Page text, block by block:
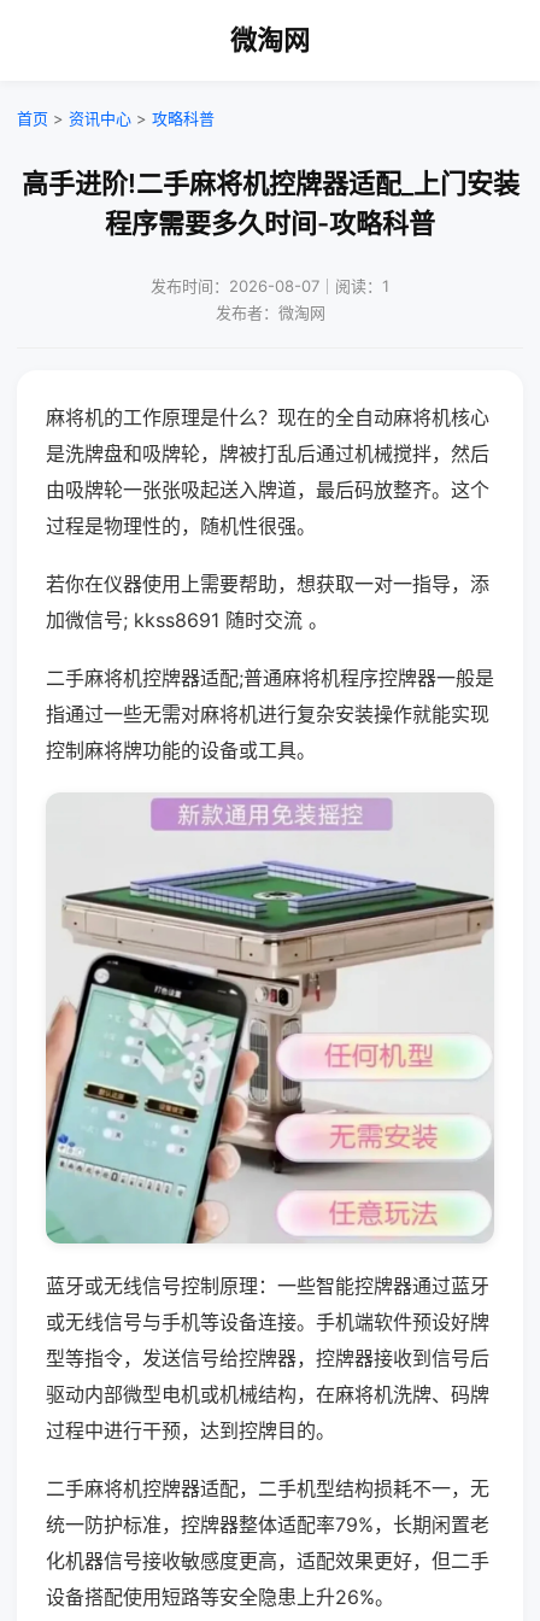
微淘网
首页 > 资讯中心 > 攻略科普
高手进阶!二手麻将机控牌器适配_上门安装
程序需要多久时间-攻略科普
发布时间：2026-08-07｜阅读：1
发布者：微淘网
麻将机的工作原理是什么？现在的全自动麻将机核心
是洗牌盘和吸牌轮，牌被打乱后通过机械搅拌，然后
由吸牌轮一张张吸起送入牌道，最后码放整齐。这个
过程是物理性的，随机性很强。
若你在仪器使用上需要帮助，想获取一对一指导，添
加微信号; kkss8691 随时交流 。
二手麻将机控牌器适配;普通麻将机程序控牌器一般是
指通过一些无需对麻将机进行复杂安装操作就能实现
控制麻将牌功能的设备或工具。
蓝牙或无线信号控制原理：一些智能控牌器通过蓝牙
或无线信号与手机等设备连接。手机端软件预设好牌
型等指令，发送信号给控牌器，控牌器接收到信号后
驱动内部微型电机或机械结构，在麻将机洗牌、码牌
过程中进行干预，达到控牌目的。
二手麻将机控牌器适配，二手机型结构损耗不一，无
统一防护标准，控牌器整体适配率79%，长期闲置老
化机器信号接收敏感度更高，适配效果更好，但二手
设备搭配使用短路等安全隐患上升26%。